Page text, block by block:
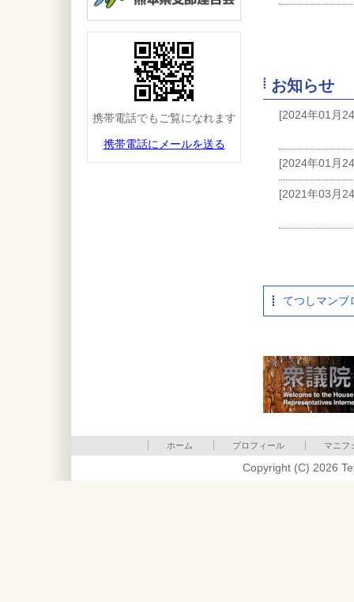
携帯電話でもご覧になれます
携帯電話にメールを送る
お知らせ
[2024年01月
[2024年01月
[2021年03月
てつしマンブ
ホーム プロフィール マニフ
Copyright (C) 2026